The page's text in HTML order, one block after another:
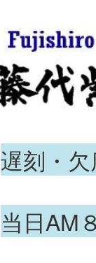
遅刻・
当日AM